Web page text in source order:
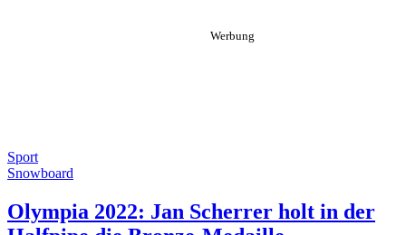
Sport
Snowboard
Olympia 2022: Jan Scherrer holt in der